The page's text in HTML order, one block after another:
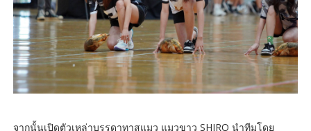
จากนั้นเปิดตัวเหล่าบรรดาทาสแมว แมวขาว SHIRO นำทีมโดย